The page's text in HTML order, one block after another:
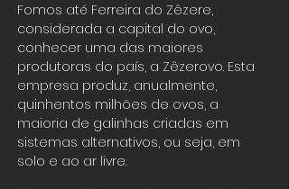
Fomos até Ferreira do Zêzere,
considerada a capital do ovo,
conhecer uma das maiores
produtoras do país, a Zêzerovo. Esta
empresa produz, anualmente,
quinhentos milhões de ovos, a
maioria de galinhas criadas em
sistemas alternativos, ou seja, em
solo e ao ar livre.